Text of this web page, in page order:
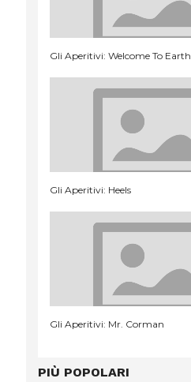
Gli Aperitivi: Welcome To Earth
Gli Aperitivi: Heels
Gli Aperitivi: Mr. Corman
PIÙ POPOLARI